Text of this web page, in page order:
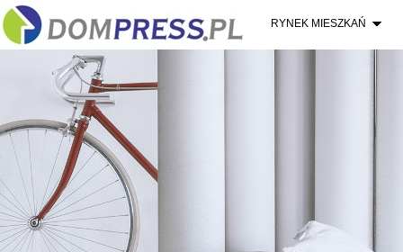
RYNEK MIESZKAŃ